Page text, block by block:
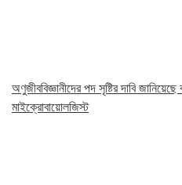
অণুজীববিজ্ঞানীদের পদ সৃষ্টির দাবি
মাইক্রোবায়োলজিস্ট